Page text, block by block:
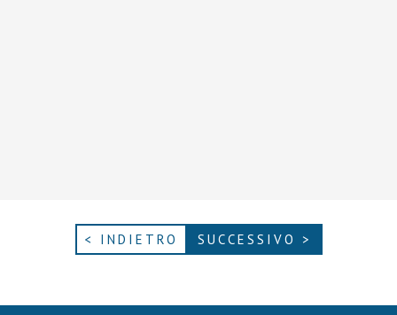
< INDIETRO SUCCESSIVO >